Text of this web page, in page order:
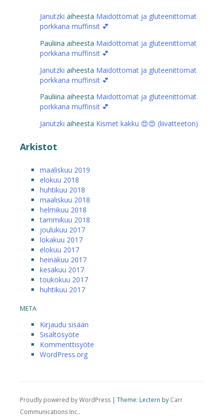
Janutzki aiheesta Maidottomat ja gluteenittomat
porkkana muffinsit 💕
Pauliina aiheesta Maidottomat ja gluteenittomat
porkkana muffinsit 💕
Janutzki aiheesta Maidottomat ja gluteenittomat
porkkana muffinsit 💕
Pauliina aiheesta Maidottomat ja gluteenittomat
porkkana muffinsit 💕
Janutzki aiheesta Kismet kakku 😍😍 (liivatteeton)
Arkistot
maaliskuu 2019
elokuu 2018
huhtikuu 2018
maaliskuu 2018
helmikuu 2018
tammikuu 2018
joulukuu 2017
lokakuu 2017
elokuu 2017
heinäkuu 2017
kesäkuu 2017
toukokuu 2017
huhtikuu 2017
META
Kirjaudu sisään
Sisältösyöte
Kommenttisyöte
WordPress.org
Proudly powered by WordPress | Theme: Lectern by Carr
Communications Inc..